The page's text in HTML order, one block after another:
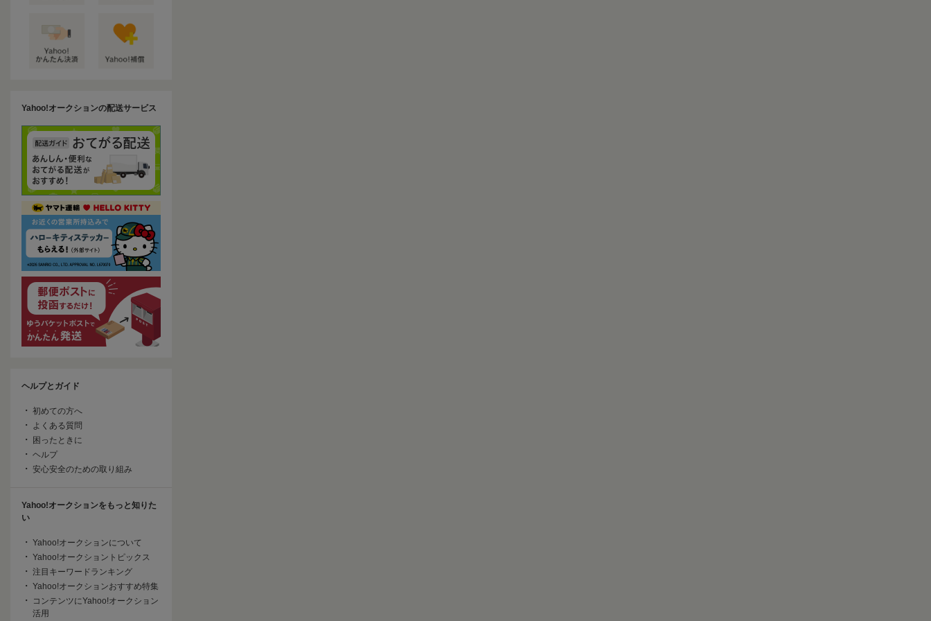
Yahoo!オークションの配送サービス
ヘルプとガイド
初めての方へ
よくある質問
困ったときに
ヘルプ
安心安全のための取り組み
Yahoo!オークションをもっと知りた
い
Yahoo!オークションについて
Yahoo!オークショントピックス
注目キーワードランキング
Yahoo!オークションおすすめ特集
コンテンツにYahoo!オークション
活用